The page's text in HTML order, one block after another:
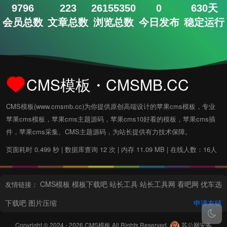
9796
会员总数
223
文章总数
26155350
浏览总数
0
今日发布
630天
稳定运行
CMS模板・CMSMB.CC
CMS模板(www.cmsmb.cc)为你提供原创高端设计的苹果cms模板，专业
苹果cms模板，苹果cms主题源码，苹果cms10好看的模板，苹果cms插
件，苹果cms采集、CMS主题源码，为站长提供有力技术保障。
页面耗时 0.499 秒 | 数据库查询 12 次 | 内存 11.09 MB | 在线人数：16人
友情链接： CMS模板 模板下载吧 站长工具 站长工具网 看吧网 优车选
下载吧 图片压缩 申请友链
Copyright © 2024 - 2026 CMS模板 All Rights Reserved. 苏公网安备